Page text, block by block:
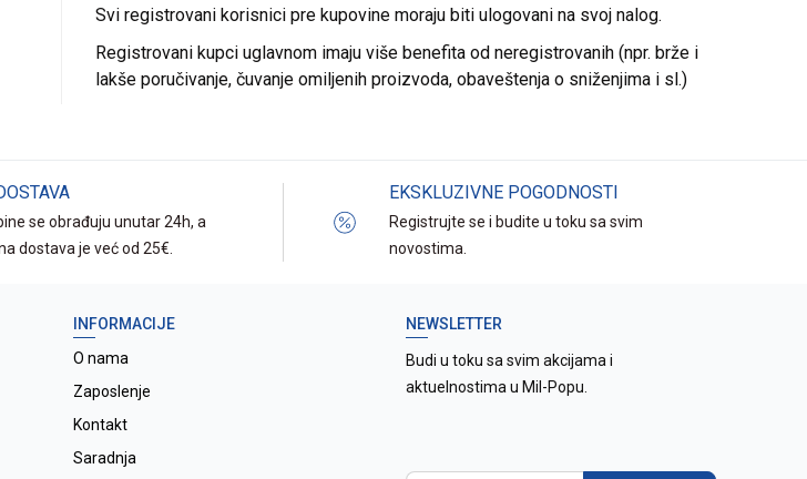
Svi registrovani korisnici pre kupovine moraju biti ulogovani na svoj nalog.
Registrovani kupci uglavnom imaju više benefita od neregistrovanih (npr. brže i
lakše poručivanje, čuvanje omiljenih proizvoda, obaveštenja o sniženjima i sl.)
se obrađuju unutar 24h, a
dostava je već od 25€.
EKSKLUZIVNE POGODNOSTI
Registrujte se i budite u toku sa svim
novostima.
INFORMACIJE
O nama
Zaposlenje
Kontakt
Saradnja
NEWSLETTER
Budi u toku sa svim akcijama i
aktuelnostima u Mil-Popu.